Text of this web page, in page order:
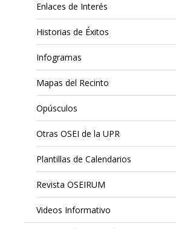
Enlaces de Interés
Historias de Éxitos
Infogramas
Mapas del Recinto
Opúsculos
Otras OSEI de la UPR
Plantillas de Calendarios
Revista OSEIRUM
Videos Informativo